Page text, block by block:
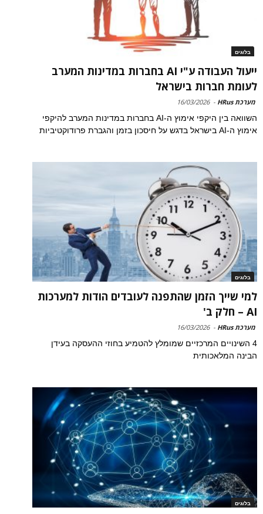
בלוגים
ייעול העבודה ע"י AI בחברות במדינות המערב
לעומת חברות בישראל
מערכת HRus -
16/03/2026
השוואה בין היקפי אימוץ ה-AI בחברות במדינות המערב להיקפי
אימוץ ה-AI בישראל בדגש על חיסכון בזמן והגברת פרודוקטיביות
בלוגים
למי שייך הזמן שהתפנה לעובדים הודות למערכות
AI – חלק ב'
מערכת HRus -
16/03/2026
4 השינויים המרכזיים שמומלץ להטמיע בחוזי ההעסקה בעידן
הבינה המלאכותית
בלוגים